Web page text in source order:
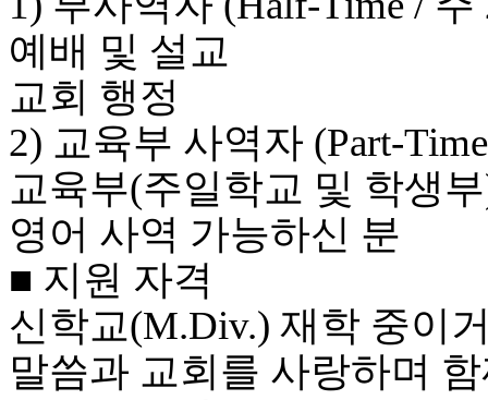
출
장
안
마
러
브
약
국
주
소
야
우
즐
성
비
아
탑-
예배 및 설교
교회 행정
2) 교육부 사역자 (Part-
교육부(주일학교 및 학생
영어 사역 가능하신 분
■ 지원 자격
신학교(M.Div.) 재학 중이
말씀과 교회를 사랑하며